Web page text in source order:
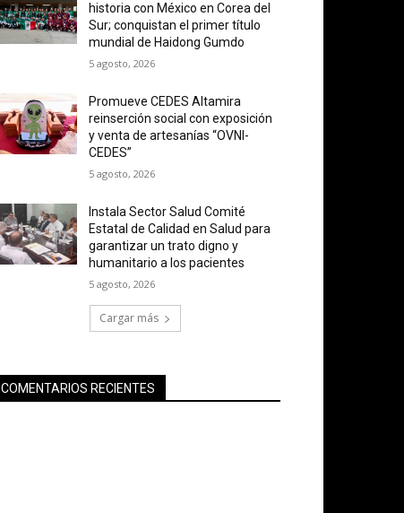
historia con México en Corea del
Sur; conquistan el primer título
mundial de Haidong Gumdo
5 agosto, 2026
Promueve CEDES Altamira
reinserción social con exposición
y venta de artesanías “OVNI-
CEDES”
5 agosto, 2026
Instala Sector Salud Comité
Estatal de Calidad en Salud para
garantizar un trato digno y
humanitario a los pacientes
5 agosto, 2026
Cargar más
COMENTARIOS RECIENTES